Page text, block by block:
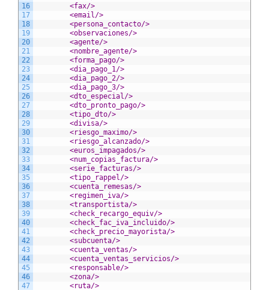
16
17
18
19
20
21
22
23
24
25
26
27
28
29
30
31
32
33
34
35
36
37
38
39
40
41
42
43
44
45
46
47
<fax/>
<email/>
<persona_contacto/>
<observaciones/>
<agente/>
<nombre_agente/>
<forma_pago/>
<dia_pago_1/>
<dia_pago_2/>
<dia_pago_3/>
<dto_especial/>
<dto_pronto_pago/>
<tipo_dto/>
<divisa/>
<riesgo_maximo/>
<riesgo_alcanzado/>
<euros_impagados/>
<num_copias_factura/>
<serie_facturas/>
<tipo_rappel/>
<cuenta_remesas/>
<regimen_iva/>
<transportista/>
<check_recargo_equiv/>
<check_fac_iva_incluido/>
<check_precio_mayorista/>
<subcuenta/>
<cuenta_ventas/>
<cuenta_ventas_servicios/>
<responsable/>
<zona/>
<ruta/>